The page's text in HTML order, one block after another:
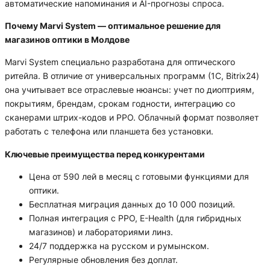
автоматические напоминания и AI-прогнозы спроса.
Почему Marvi System — оптимальное решение для
магазинов оптики в Молдове
Marvi System специально разработана для оптического
ритейла. В отличие от универсальных программ (1C, Bitrix24)
она учитывает все отраслевые нюансы: учет по диоптриям,
покрытиям, брендам, срокам годности, интеграцию со
сканерами штрих-кодов и РРО. Облачный формат позволяет
работать с телефона или планшета без установки.
Ключевые преимущества перед конкурентами
Цена от 590 лей в месяц с готовыми функциями для
оптики.
Бесплатная миграция данных до 10 000 позиций.
Полная интеграция с РРО, E-Health (для гибридных
магазинов) и лабораториями линз.
24/7 поддержка на русском и румынском.
Регулярные обновления без доплат.